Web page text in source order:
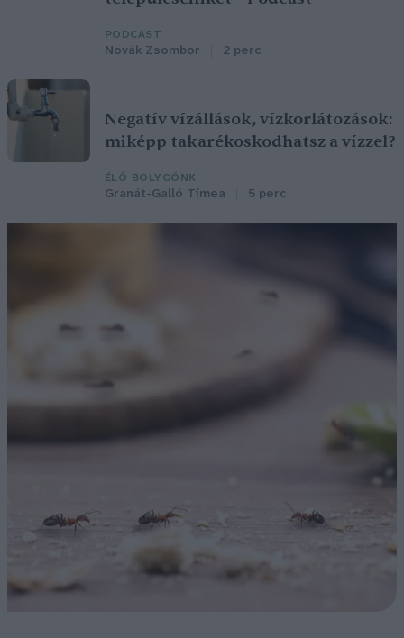
PODCAST
Novák Zsombor 2 perc
Negatív vízállások, vízkorlátozások:
miképp takarékoskodhatsz a vízzel?
ÉLŐ BOLYGÓNK
Granát-Galló Tímea 5 perc